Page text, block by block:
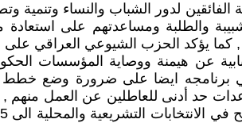
لدور الشباب والنساء وتنمية
والطلبة ومساعدتهم على استعادة
كما يؤكد الحزب الشيوعي العراقي
عن هيمنة ووصاية المؤسسات
في برنامجه ايضا على ضرورة وضع
حد أدنى للعاطلين عن العمل